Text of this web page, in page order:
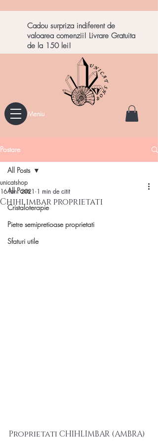
Cadou surpriza indiferent de
valoarea comenzii! Livrare Gratuita
de la 150 lei!
Meniu
Postare
All Posts
Cristaloterapie
Pietre semipretioase proprietati
Sfaturi utile
All Posts
Chihlimbar proprietati
unicatshop
16 ian. 2021 1 min de citit
Proprietati CHIHLIMBAR (AMBRA)